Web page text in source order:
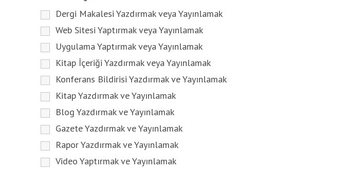
Dergi Makalesi Yazdırmak veya Yayınlamak
Web Sitesi Yaptırmak veya Yayınlamak
Uygulama Yaptırmak veya Yayınlamak
Kitap İçeriği Yazdırmak veya Yayınlamak
Konferans Bildirisi Yazdırmak ve Yayınlamak
Kitap Yazdırmak ve Yayınlamak
Blog Yazdırmak ve Yayınlamak
Gazete Yazdırmak ve Yayınlamak
Rapor Yazdırmak ve Yayınlamak
Video Yaptırmak ve Yayınlamak